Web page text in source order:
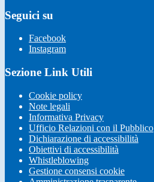
Seguici su
Facebook
Instagram
Sezione Link Utili
Cookie policy
Note legali
Informativa Privacy
Ufficio Relazioni con il Pubblico
Dichiarazione di accessibilità
Obiettivi di accessibilità
Whistleblowing
Gestione consensi cookie